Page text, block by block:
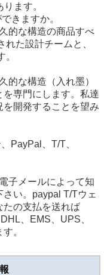
ます。
きますか。
的な構造の商品すべ
た設計チームと、
的な構造（入れ墨）
専門にします。私達
開発することを望み
PayPal、T/T、
子メールによって知
い。paypal T/Tウェ
たの支払を送れば
、EMS、UPS、
。